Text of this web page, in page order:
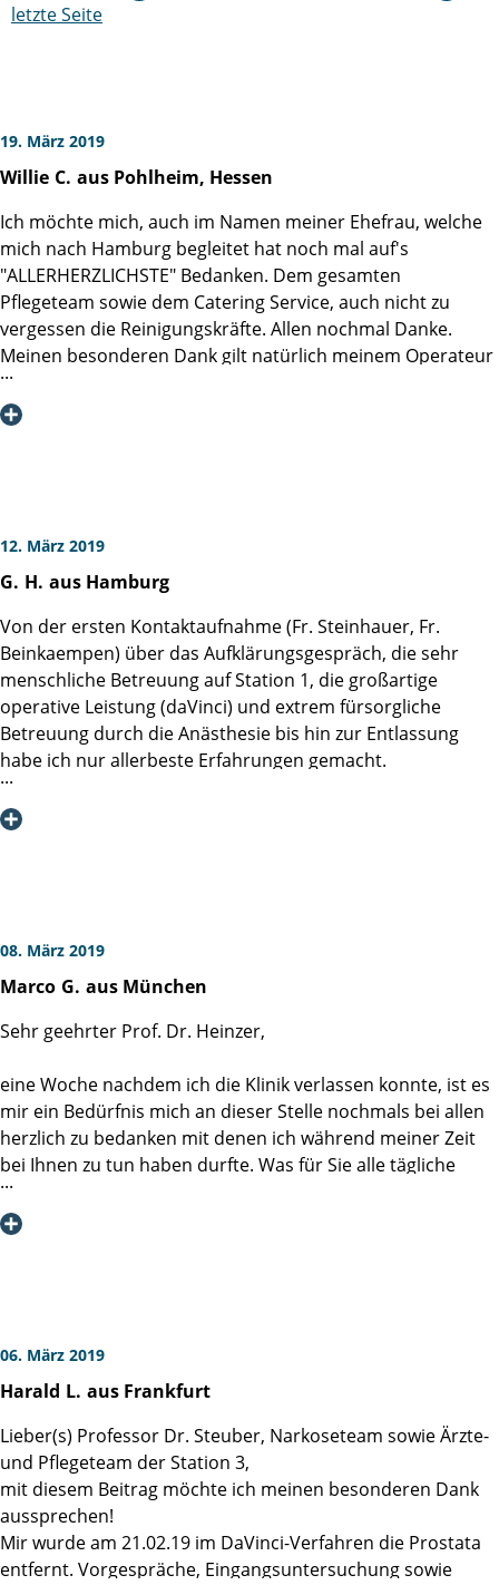
letzte Seite
19. März 2019
Willie C. aus Pohlheim, Hessen
Ich möchte mich, auch im Namen meiner Ehefrau, welche
mich nach Hamburg begleitet hat noch mal auf's
"ALLERHERZLICHSTE" Bedanken. Dem gesamten
Pflegeteam sowie dem Catering Service, auch nicht zu
vergessen die Reinigungskräfte. Allen nochmal Danke.
Meinen besonderen Dank gilt natürlich meinem Operateur
... Herrn Prof. Dr. Salomon. Es war für mich ein ganz großes
Geschenk, dass ich in der einmaligen Martini-Klinik
W.+ E.
12. März 2019
G. H. aus Hamburg
Von der ersten Kontaktaufnahme (Fr. Steinhauer, Fr.
Beinkaempen) über das Aufklärungsgespräch, die sehr
menschliche Betreuung auf Station 1, die großartige
operative Leistung (daVinci) und extrem fürsorgliche
Betreuung durch die Anästhesie bis hin zur Entlassung
habe ich nur allerbeste Erfahrungen gemacht.
Mein Rat an zukünftige Patienten:
1. Vor! der OP schon 1x Krankengymnastik bei einer
2. Unbedingt sich ausgiebig mit der penilen Rehabilitation
beschäftigen und den Vortrag von Priv. Doz. Dr. Isbarn
wahrnehmen und die extrem guten Hinweise umsetzen
(wichtig: mit Partner*in).
08. März 2019
Marco G. aus München
Sehr geehrter Prof. Dr. Heinzer,
eine Woche nachdem ich die Klinik verlassen konnte, ist es
mir ein Bedürfnis mich an dieser Stelle nochmals bei allen
herzlich zu bedanken mit denen ich während meiner Zeit
bei Ihnen zu tun haben durfte. Was für Sie alle tägliche
Routine ist, stellt – das werden Sie sicherlich häufig schon
gehört haben – für alle Betroffenen die bei Ihnen Hilfe
nachhaltig erschüttert und man versteht nach und nach
dass das Leben niemals wieder so sein wird wie es mal war.
Unter diesen Umständen ist es tröstlich zu wissen, dass es
einen Ort gibt wo Menschen mit außergewöhnlichen
Fähigkeiten versammelt sind, die genau wissen wie am
besten in so einer - als existenziell bedrohlich
empfundenen Lebenssituation - zu verfahren ist und die
einem den Glauben daran zurückgeben dass das nicht das
06. März 2019
Harald L. aus Frankfurt
Lieber(s) Professor Dr. Steuber, Narkoseteam sowie Ärzte-
und Pflegeteam der Station 3,
mit diesem Beitrag möchte ich meinen besonderen Dank
aussprechen!
Mir wurde am 21.02.19 im DaVinci-Verfahren die Prostata
entfernt. Vorgespräche, Eingangsuntersuchung sowie